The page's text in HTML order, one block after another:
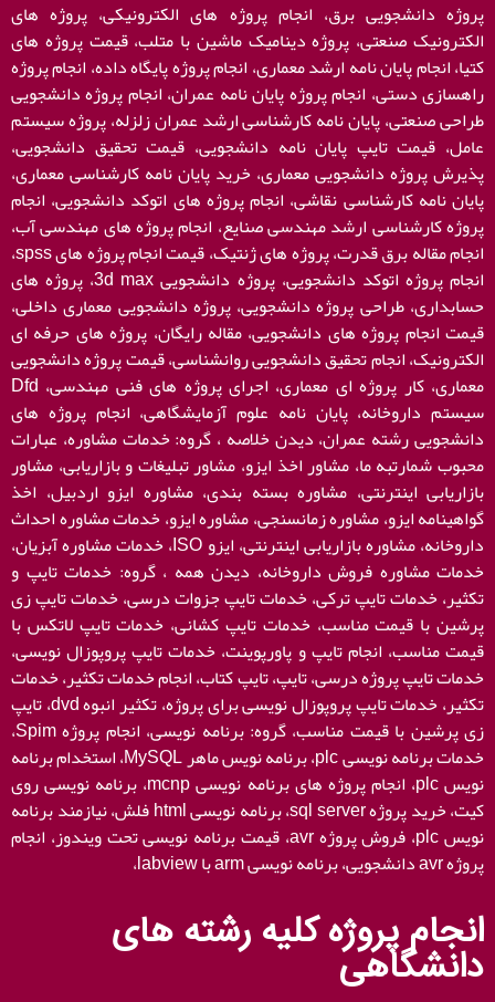
انجام پروژه کلیه رشته های
دانشگاهی